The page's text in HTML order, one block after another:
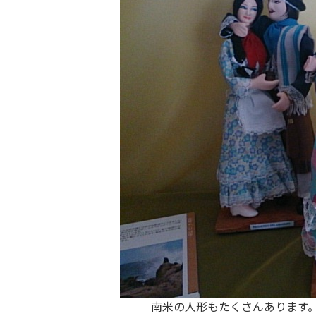
南米の人形もたくさんありま